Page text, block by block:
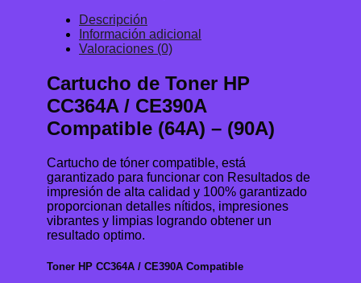
Descripción
Información adicional
Valoraciones (0)
Cartucho de Toner HP
CC364A / CE390A
Compatible (64A) – (90A)
Cartucho de tóner compatible, está
garantizado para funcionar con Resultados de
impresión de alta calidad y 100% garantizado
proporcionan detalles nítidos, impresiones
vibrantes y limpias logrando obtener un
resultado optimo.
Toner HP CC364A / CE390A Compatible